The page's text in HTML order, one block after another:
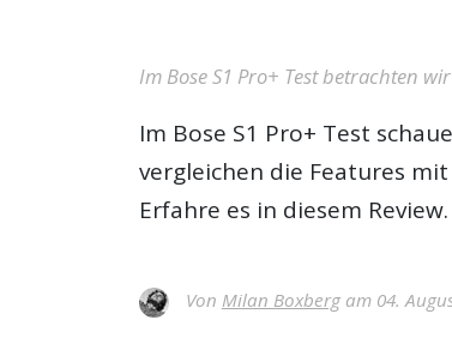
Im Bose S1 Pro+ Test betrachten
Im Bose S1 Pro+ Test
vergleichen die Features
Erfahre es in diesem Review.
Von Milan Boxbergam 04.